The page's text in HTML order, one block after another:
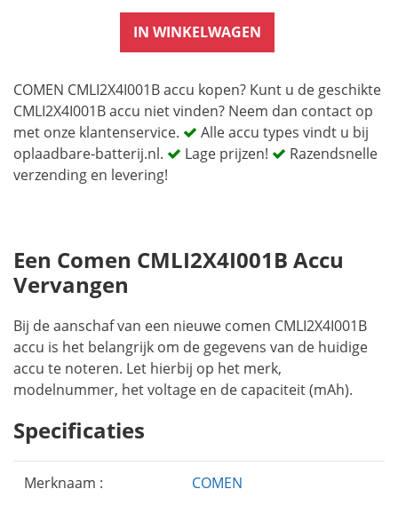
IN WINKELWAGEN
COMEN CMLI2X4I001B accu kopen? Kunt u de geschikte
CMLI2X4I001B accu niet vinden? Neem dan contact op
met onze klantenservice.
Alle accu types vindt u bij
oplaadbare-batterij.nl.
Lage prijzen!
Razendsnelle
verzending en levering!
Een Comen CMLI2X4I001B Accu
Vervangen
Bij de aanschaf van een nieuwe comen CMLI2X4I001B
accu is het belangrijk om de gegevens van de huidige
accu te noteren. Let hierbij op het merk,
modelnummer, het voltage en de capaciteit (mAh).
Specificaties
Merknaam : COMEN